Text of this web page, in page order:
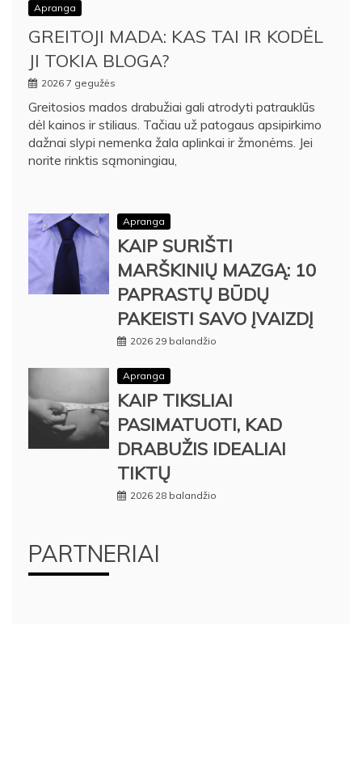
Apranga
GREITOJI MADA: KAS TAI IR KODĖL
JI TOKIA BLOGA?
2026 7 gegužės
Greitosios mados drabužiai gali atrodyti patrauklūs
dėl kainos ir stiliaus. Tačiau už patogaus apsipirkimo
dažnai slypi nemenka žala aplinkai ir žmonėms. Jei
norite rinktis sąmoningiau,
Apranga
KAIP SURIŠTI
MARŠKINIŲ MAZGĄ: 10
PAPRASTŲ BŪDŲ
PAKEISTI SAVO ĮVAIZDĮ
2026 29 balandžio
Apranga
KAIP TIKSLIAI
PASIMATUOTI, KAD
DRABUŽIS IDEALIAI
TIKTŲ
2026 28 balandžio
PARTNERIAI